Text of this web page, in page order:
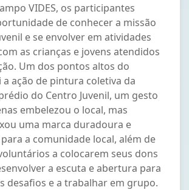
VIDES, os participantes
de conhecer a missão
e se envolver em atividades
as crianças e jovens atendidos
Um dos pontos altos do
ação de pintura coletiva da
do Centro Juvenil, um gesto
embelezou o local, mas
uma marca duradoura e
a comunidade local, além de
a colocarem seus dons
a escuta e abertura para
desafios e a trabalhar em grupo.